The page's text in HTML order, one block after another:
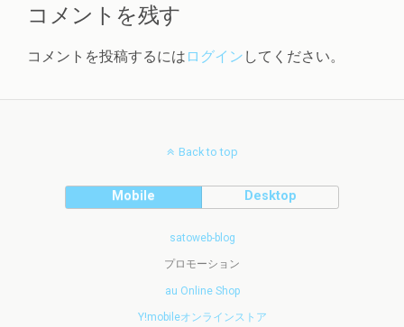
コメントを残す
コメントを投稿するには ログイン してください。
Back to top
Mobile Desktop
satoweb-blog
プロモーション
au Online Shop
Y!mobileオンラインストア